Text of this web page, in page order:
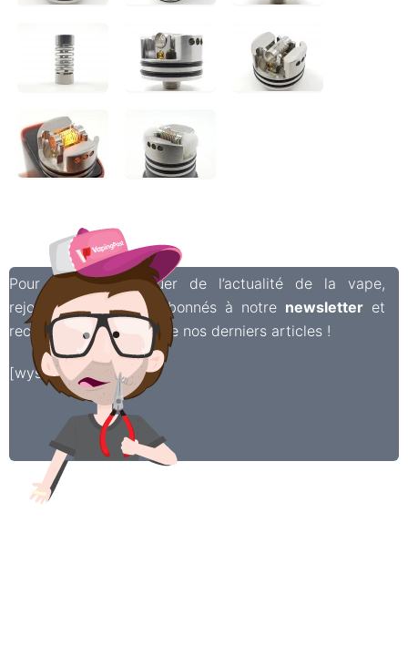
Pour ne rien manquer de l’actualité de la vape,
rejoignez les 6 500 abonnés à notre newsletter et
recevez chaque semaine nos derniers articles !
[wysija_form id=”2″]